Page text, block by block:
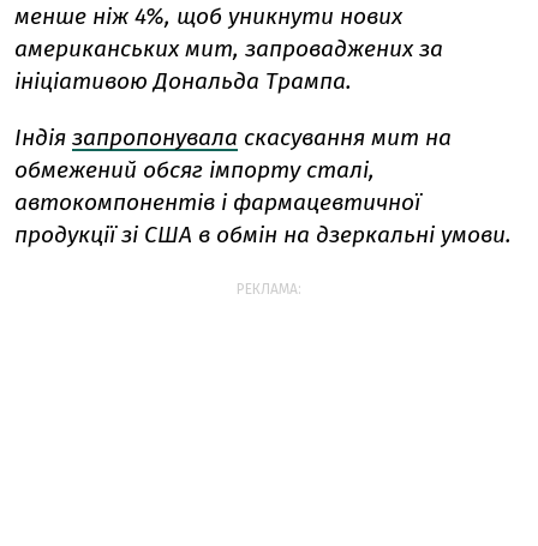
менше ніж 4%, щоб уникнути нових
американських мит, запроваджених за
ініціативою Дональда Трампа.
Індія запропонувала скасування мит на
обмежений обсяг імпорту сталі,
автокомпонентів і фармацевтичної
продукції зі США в обмін на дзеркальні умови.
РЕКЛАМА: